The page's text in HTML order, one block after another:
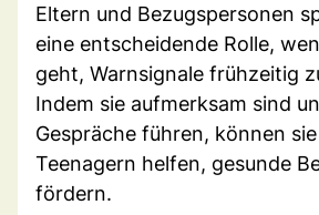
Eltern und Bezugspersonen
eine entscheidende Rolle,
geht, Warnsignale frühzeitig
Indem sie aufmerksam sind
Gespräche führen, können
Teenagern helfen, gesunde
fördern.